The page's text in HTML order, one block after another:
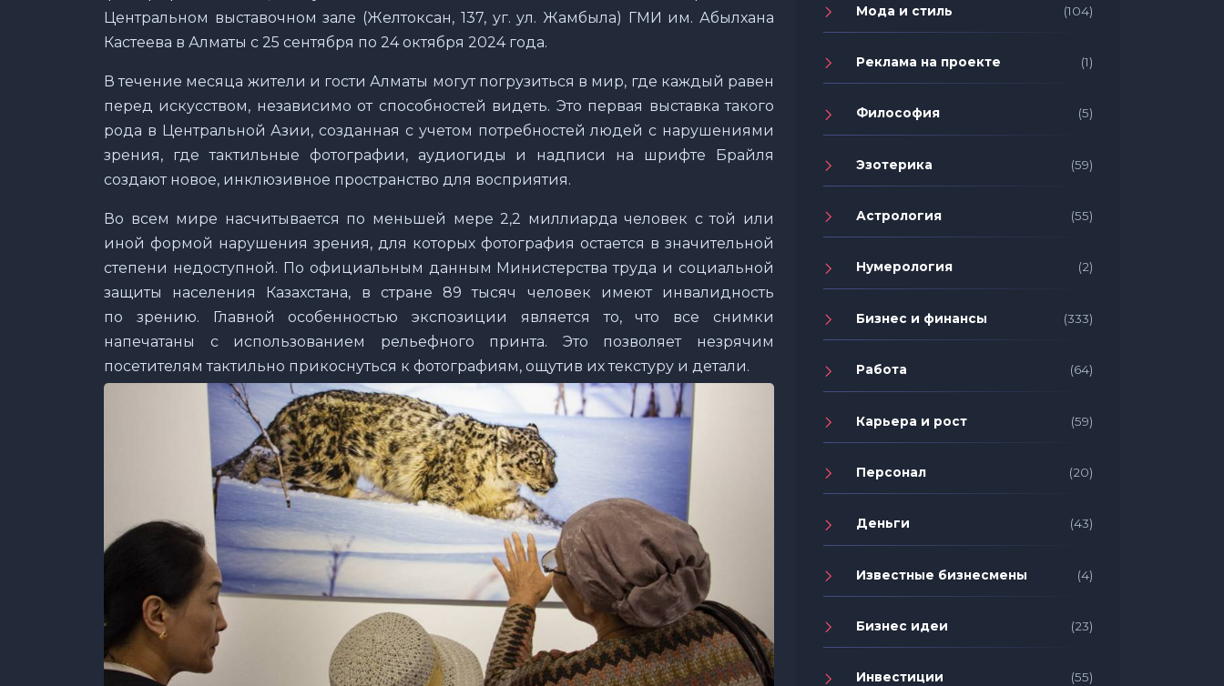
Центральном выставочном зале (Желтоксан, 137, уг. ул. Жамбыла) ГМИ им. Абылхана
Кастеева в Алматы с 25 сентября по 24 октября 2024 года.
В течение месяца жители и гости Алматы могут погрузиться в мир, где каждый равен
перед искусством, независимо от способностей видеть. Это первая выставка такого
рода в Центральной Азии, созданная с учетом потребностей людей с нарушениями
зрения, где тактильные фотографии, аудиогиды и надписи на шрифте Брайля
создают новое, инклюзивное пространство для восприятия.
Во всем мире насчитывается по меньшей мере 2,2 миллиарда человек с той или
иной формой нарушения зрения, для которых фотография остается в значительной
степени недоступной. По официальным данным Министерства труда и социальной
защиты населения Казахстана, в стране 89 тысяч человек имеют инвалидность
по зрению. Главной особенностью экспозиции является то, что все снимки
напечатаны с использованием рельефного принта. Это позволяет незрячим
посетителям тактильно прикоснуться к фотографиям, ощутив их текстуру и детали.
Мода и стиль (104)
Реклама на проекте (1)
Философия (5)
Эзотерика (59)
Астрология (55)
Нумерология (2)
Бизнес и финансы (333)
Работа (64)
Карьера и рост (59)
Персонал (20)
Деньги (43)
Известные бизнесмены (4)
Бизнес идеи (23)
Инвестиции (55)